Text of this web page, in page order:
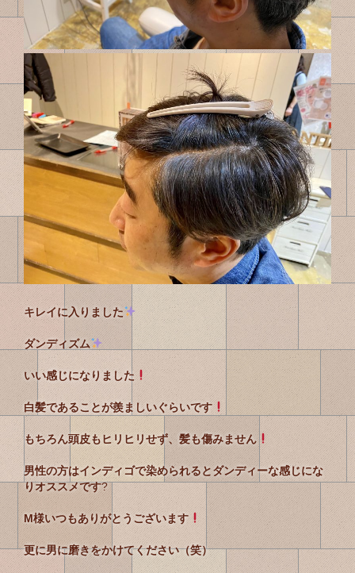
キレイに入りました
ダンディズム
いい感じになりました
白髪であることが羨ましいぐらいです
もちろん頭皮もヒリヒリせず、髪も傷みません
男性の方はインディゴで染められるとダンディーな感じにな
りオススメです?
M様いつもありがとうございます
更に男に磨きをかけてください（笑）